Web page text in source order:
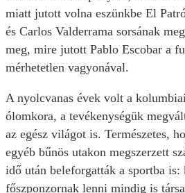
miatt jutott volna eszünkbe El
és Carlos Valderrama sorsának
meg, mire jutott Pablo Escobar a
mérhetetlen vagyonával.
A nyolcvanas évek volt a
ólomkora, a tevékenységük
az egész világot is. Természetes,
egyéb bűnös utakon megszerzett
idő után beleforgatták a sportba
főszponzornak lenni mindig is